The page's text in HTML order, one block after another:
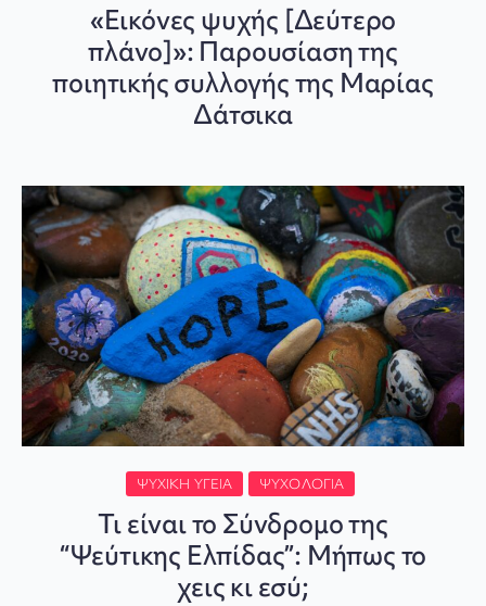
«Εικόνες ψυχής [Δεύτερο
πλάνο]»: Παρουσίαση της
ποιητικής συλλογής της Μαρίας
Δάτσικα
ΨΥΧΙΚΉ ΥΓΕΊΑ ΨΥΧΟΛΟΓΊΑ
Τι είναι το Σύνδρομο της
“Ψεύτικης Ελπίδας”: Μήπως το
χεις κι εσύ;